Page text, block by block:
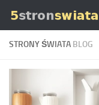
Skip to content
STRONY ŚWIATA BLOG